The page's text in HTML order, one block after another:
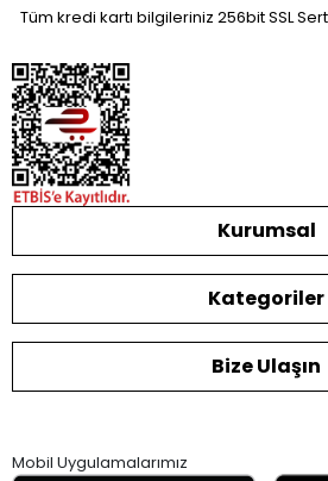
Tüm kredi kartı bilgileriniz 256bit SSL
Kurumsal
Kategoriler
Bize Ulaşın
Mobil Uygulamalarımız